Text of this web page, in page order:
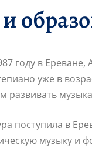
году в
уже в
развивать
поступила в
музыку